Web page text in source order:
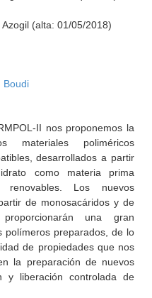
(alta: 01/05/2018)
Boudi
II nos proponemos la
materiales poliméricos
desarrollados a partir
como materia prima
renovables. Los nuevos
de monosacáridos y de
proporcionarán una gran
polímeros preparados, de lo
de propiedades que nos
la preparación de nuevos
y liberación controlada de